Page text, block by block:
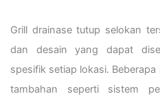
Grill drainase tutup selokan
dan desain yang dapat
spesifik setiap lokasi.
tambahan seperti sistem